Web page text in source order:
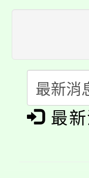
車」
桃園
生本
公告
代理(
公告
代理(
轉知
《
淨零
最新